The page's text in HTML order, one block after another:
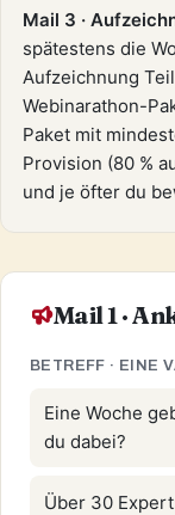
Mail 3 ·
spätestens die
Aufzeichnung
Webinarathon-
Paket mit
Provision (80 %
und je öfter du
Mail 1 ·
BETREFF · EINE
Eine Woche
du dabei?
Über 30